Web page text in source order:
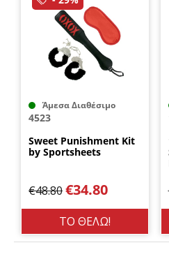
Άμεσα Διαθέσιμο
4523
Sweet Punishment Kit
by Sportsheets
€48.80€34.80
ΤΟ ΘΕΛΩ!